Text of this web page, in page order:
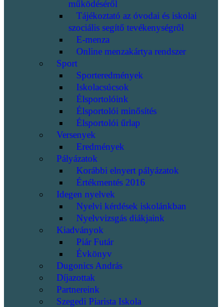
működéséről
Tájékoztató az óvodai és iskolai
szociális segítő tevékenységről
E-menza
Online menzakártya rendszer
Sport
Sporteredmények
Iskolacsúcsok
Élsportolóink
Élsportolói minősítés
Élsportolói űrlap
Versenyek
Eredmények
Pályázatok
Korábbi elnyert pályázatok
Értékmentés 2016
Idegen nyelvek
Nyelvi kérdések iskolánkban
Nyelvvizsgás diákjaink
Kiadványok
Piár Futár
Évkönyv
Dugonics András
Díjazottak
Partnereink
Szegedi Piarista Iskola